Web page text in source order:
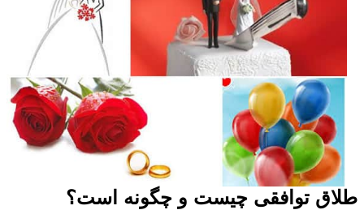
طلاق توافقی چیست و چگونه است؟